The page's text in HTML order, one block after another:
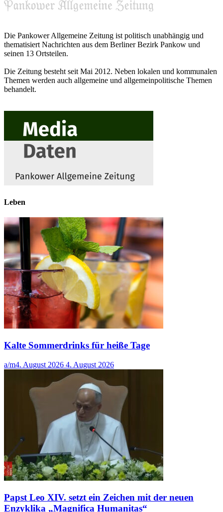
Die Pankower Allgemeine Zeitung ist politisch unabhängig und
thematisiert Nachrichten aus dem Berliner Bezirk Pankow und
seinen 13 Ortsteilen.
Die Zeitung besteht seit Mai 2012. Neben lokalen und kommunalen
Themen werden auch allgemeine und allgemeinpolitische Themen
behandelt.
Leben
Kalte Sommerdrinks für heiße Tage
a/m4. August 2026 4. August 2026
Papst Leo XIV. setzt ein Zeichen mit der neuen
Enzyklika „Magnifica Humanitas“